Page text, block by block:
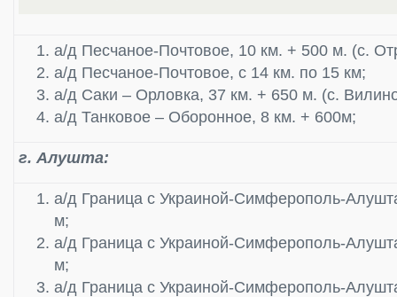
а/д Песчаное-Почтовое, 10 км. + 500 м. (c.
а/д Песчаное-Почтовое, с 14 км. по 15 км;
а/д Саки – Орловка, 37 км. + 650 м. (с.
а/д Танковое – Оборонное, 8 км. + 600м;
г. Алушта:
а/д Граница с Украиной-Симферополь-
м;
а/д Граница с Украиной-Симферополь-
м;
а/д Граница с Украиной-Симферополь-